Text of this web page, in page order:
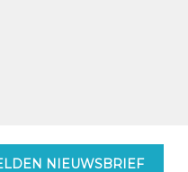
NIEUWSBRIEF